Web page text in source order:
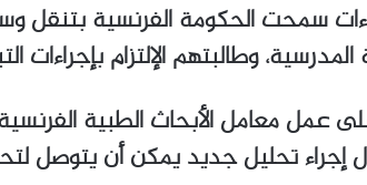
سمحت الحكومة الفرنسية بتنقل
وطالبتهم الإلتزام بإجراءات
عمل معامل الأبحاث الطبية
إجراء تحليل جديد يمكن أن يتوصل